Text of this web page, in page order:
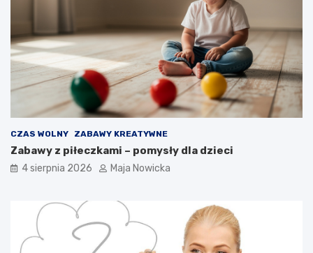
CZAS WOLNY ZABAWY KREATYWNE
Zabawy z piłeczkami – pomysły dla dzieci
4 sierpnia 2026 Maja Nowicka